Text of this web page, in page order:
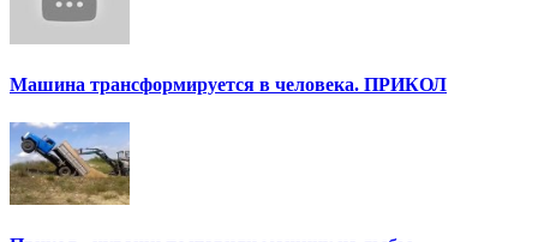
Машина трансформируется в человека. ПРИКОЛ